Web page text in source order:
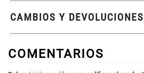
CAMBIOS Y DEVOLUCIONES
COMENTARIOS
Canasto Bambú